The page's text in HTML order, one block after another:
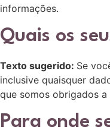
informações.
Quais os
Texto sugerido: Se
inclusive quaisquer
que somos obrigados
Para onde